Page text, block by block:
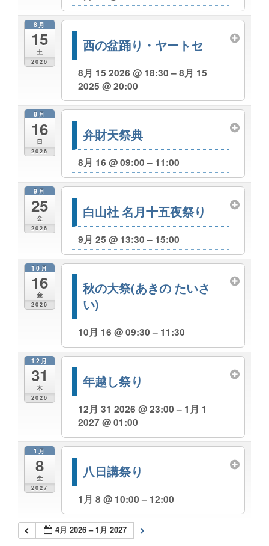
8月
15
土
2026
西の盆踊り・ヤートセ
8月 15 2026 @ 18:30 – 8月 15
2025 @ 20:00
8月
16
日
2026
弁財天祭典
8月 16 @ 09:00 – 11:00
9月
25
金
2026
白山社 名月十五夜祭り
9月 25 @ 13:30 – 15:00
10月
16
金
2026
秋の大祭(あきの たいさ
い)
10月 16 @ 09:30 – 11:30
12月
31
木
2026
年越し祭り
12月 31 2026 @ 23:00 – 1月 1
2027 @ 01:00
1月
8
金
2027
八日講祭り
1月 8 @ 10:00 – 12:00
4月 2026 – 1月 2027